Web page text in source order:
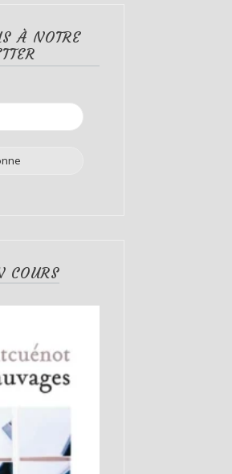
À NOTRE
COURS